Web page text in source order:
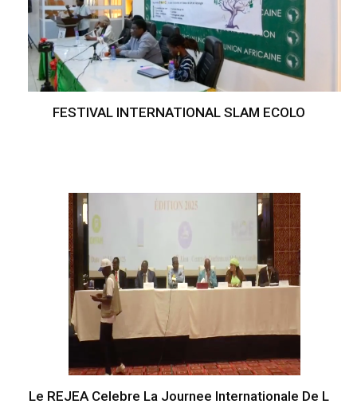
FESTIVAL INTERNATIONAL SLAM ECOLO
Le REJEA Celebre La Journee Internationale De L